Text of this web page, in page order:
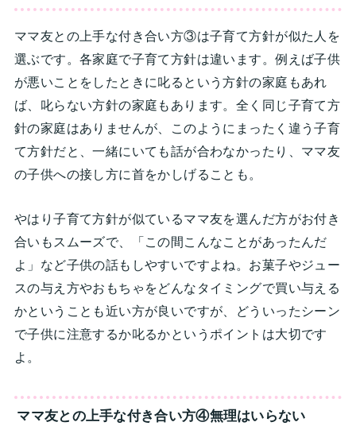
ママ友との上手な付き合い方③は子育て方針が似た人を
選ぶです。各家庭で子育て方針は違います。例えば子供
が悪いことをしたときに叱るという方針の家庭もあれ
ば、叱らない方針の家庭もあります。全く同じ子育て方
針の家庭はありませんが、このようにまったく違う子育
て方針だと、一緒にいても話が合わなかったり、ママ友
の子供への接し方に首をかしげることも。
やはり子育て方針が似ているママ友を選んだ方がお付き
合いもスムーズで、「この間こんなことがあったんだ
よ」など子供の話もしやすいですよね。お菓子やジュー
スの与え方やおもちゃをどんなタイミングで買い与える
かということも近い方が良いですが、どういったシーン
で子供に注意するか叱るかというポイントは大切です
よ。
ママ友との上手な付き合い方④無理はいらない